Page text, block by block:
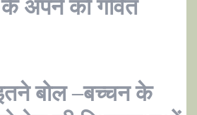
बोल –बच्चन के